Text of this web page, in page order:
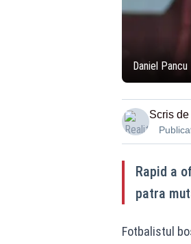
Daniel Pancu
Scris de
Rapid a
patra
Fotbalistul